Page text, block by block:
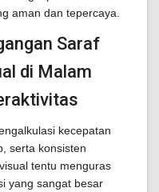
aman dan tepercaya.
Saraf
di Malam
kecepatan
serta konsisten
tentu menguras
yang sangat besar